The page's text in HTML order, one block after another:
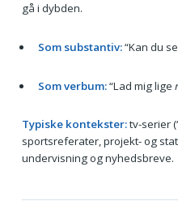
gå i dybden.
Som substantiv:“Kan du
Som verbum:“Lad mig lige
Typiske kontekster:tv-serier
sportsreferater, projekt- og
undervisning og nyhedsbreve.